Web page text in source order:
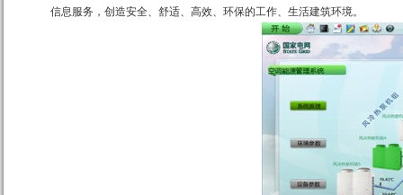
信息服务，创造安全、舒适、高效、环保的工作、生活建筑环境。